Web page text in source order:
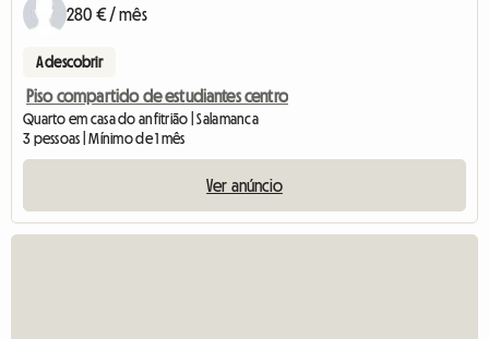
280 € / mês
A descobrir
Piso compartido de estudiantes centro
Quarto em casa do anfitrião | Salamanca
3 pessoas | Mínimo de 1 mês
Ver anúncio